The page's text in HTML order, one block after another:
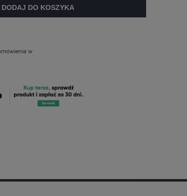
DODAJ DO KOSZYKA
w